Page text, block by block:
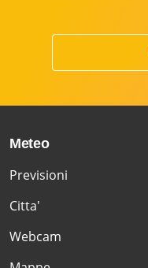
Meteo
Previsioni
Citta'
Webcam